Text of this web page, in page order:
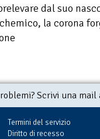
dal suo
la corona
Scrivi una
Termini del servizio
Diritto di recesso